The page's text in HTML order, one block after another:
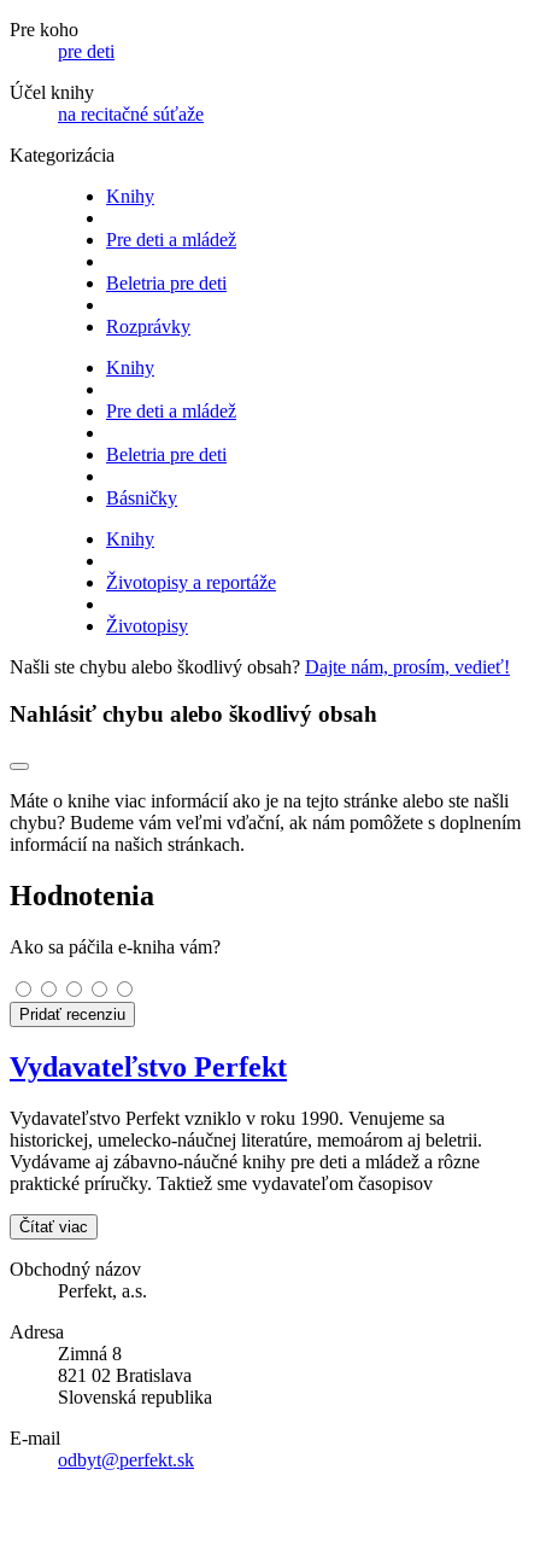
Pre koho
pre deti
Účel knihy
na recitačné súťaže
Kategorizácia
Knihy
Pre deti a mládež
Beletria pre deti
Rozprávky
Knihy
Pre deti a mládež
Beletria pre deti
Básničky
Knihy
Životopisy a reportáže
Životopisy
Našli ste chybu alebo škodlivý obsah? Dajte nám, prosím, vedieť!
Nahlásiť chybu alebo škodlivý obsah
Máte o knihe viac informácií ako je na tejto stránke alebo ste našli
chybu? Budeme vám veľmi vďační, ak nám pomôžete s doplnením
informácií na našich stránkach.
Hodnotenia
Ako sa páčila e-kniha vám?
Pridať recenziu
Vydavateľstvo Perfekt
Vydavateľstvo Perfekt vzniklo v roku 1990. Venujeme sa
historickej, umelecko-náučnej literatúre, memoárom aj beletrii.
Vydávame aj zábavno-náučné knihy pre deti a mládež a rôzne
praktické príručky. Taktiež sme vydavateľom časopisov
Čítať viac
Obchodný názov
Perfekt, a.s.
Adresa
Zimná 8
821 02 Bratislava
Slovenská republika
E-mail
odbyt@perfekt.sk